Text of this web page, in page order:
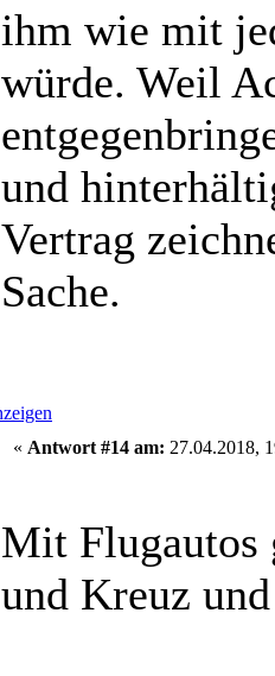
ihm wie mit
würde. Weil
und
Vertrag
Sache.
« Antwort #14 am: 27.04.2018,
Mit Flugautos
und Kreuz